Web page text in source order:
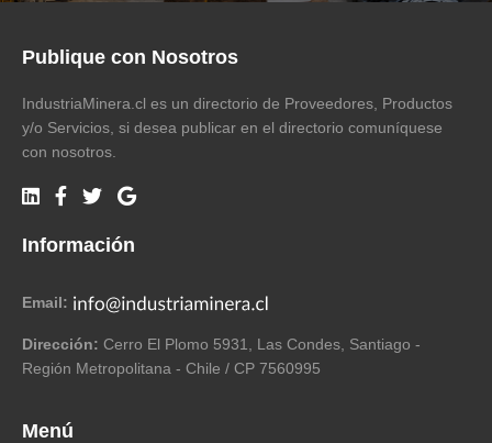
Publique con Nosotros
IndustriaMinera.cl es un directorio de Proveedores, Productos
y/o Servicios, si desea publicar en el directorio comuníquese
con nosotros.
Información
Email:
Dirección: Cerro El Plomo 5931, Las Condes, Santiago -
Región Metropolitana - Chile / CP 7560995
Menú